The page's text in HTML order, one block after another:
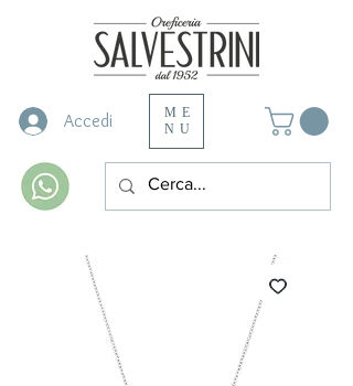
Accedi
ME
NU